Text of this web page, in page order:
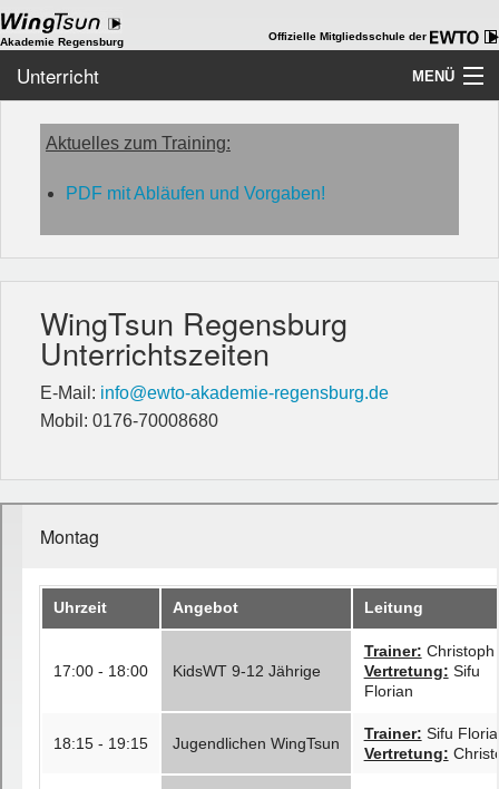
Akademie Regensburg Offizielle Mitgliedsschule der
Unterricht MENÜ
Home
ChiKung
WT als Beruf
Team
Aktuelles zum Training:
PDF mit Abläufen und Vorgaben!
WingTsun Regensburg
Unterrichtszeiten
E-Mail: info@ewto-akademie-regensburg.de
Mobil: 0176-70008680